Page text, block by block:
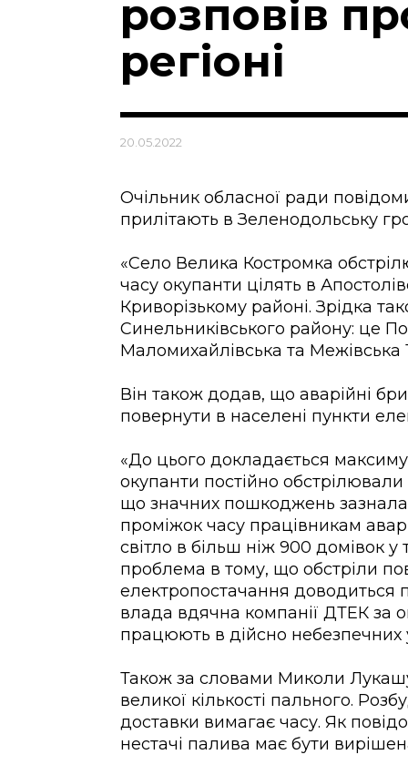
розповів
регіоні
20.05.2022
Очільник обласної ради
прилітають в Зеленодольську
«Село Велика Костромка
часу окупанти цілять в
Криворізькому районі. Зрідка
Синельниківського району: це
Маломихайлівська та Межівська
Він також додав, що аварійні
повернути в населені пункти
«До цього докладається
окупанти постійно обстрілювали
що значних пошкоджень
проміжок часу працівникам
світло в більш ніж 900 домівок у
проблема в тому, що обстріли
електропостачання доводиться
влада вдячна компанії ДТЕК за
працюють в дійсно небезпечних
Також за словами Миколи
великої кількості пального.
доставки вимагає часу. Як
нестачі палива має бути